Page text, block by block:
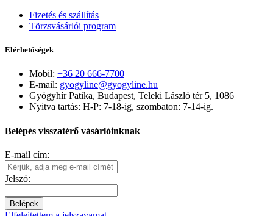
Fizetés és szállítás
Törzsvásárlói program
Elérhetőségek
Mobil: +36 20 666-7700
E-mail: gyogyline@gyogyline.hu
Gyógyhír Patika, Budapest, Teleki László tér 5, 1086
Nyitva tartás: H-P: 7-18-ig, szombaton: 7-14-ig.
Belépés visszatérő vásárlóinknak
E-mail cím:
Jelszó:
Belépek